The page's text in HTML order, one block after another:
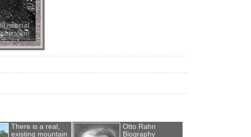
There is a real,
existing mountain
Otto Rahn
Biography